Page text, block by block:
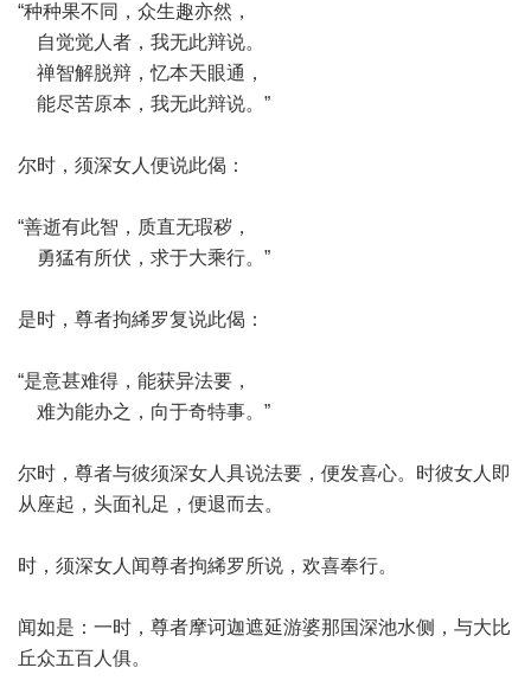
“种种果不同，众生趣亦然，
自觉觉人者，我无此辩说。
禅智解脱辩，忆本天眼通，
能尽苦原本，我无此辩说。”
尔时，须深女人便说此偈：
“善逝有此智，质直无瑕秽，
勇猛有所伏，求于大乘行。”
是时，尊者拘絺罗复说此偈：
“是意甚难得，能获异法要，
难为能办之，向于奇特事。”
尔时，尊者与彼须深女人具说法要，便发喜心。时彼女人即
从座起，头面礼足，便退而去。
时，须深女人闻尊者拘絺罗所说，欢喜奉行。
闻如是：一时，尊者摩诃迦遮延游婆那国深池水侧，与大比
丘众五百人俱。